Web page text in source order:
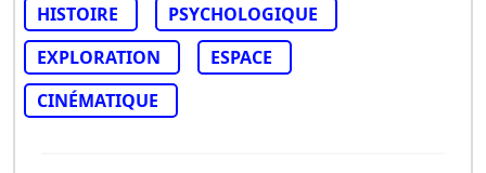
HISTOIRE
PSYCHOLOGIQUE
EXPLORATION
ESPACE
CINÉMATIQUE